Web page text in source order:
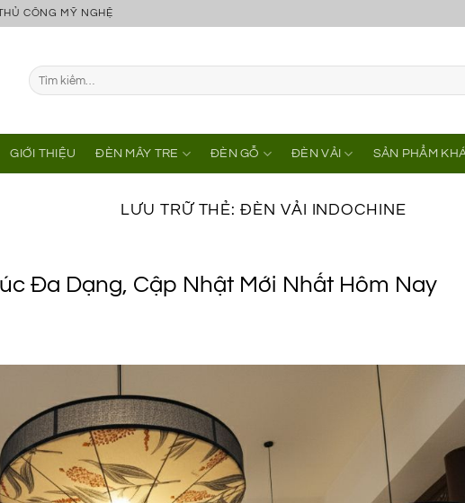
CÔNG MỸ NGHỆ
Tìm
kiếm:
GIỚI THIỆU ĐÈN MÂY TRE ĐÈN GỖ ĐÈN VẢI SẢN PHẨM
LƯU TRỮ THẺ:ĐÈN VẢI INDOCHINE
Đa Dạng, Cập Nhật Mới Nhất Hôm Nay